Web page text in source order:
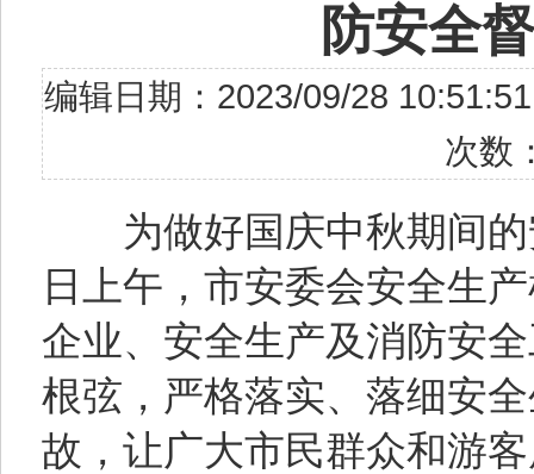
防安全
编辑日期：2023/09/28
次数
为做好国庆中秋期间的
日上午，市安委会安全生
企业、安全生产及消防安
根弦，严格落实、落细安
故，让广大市民群众和游